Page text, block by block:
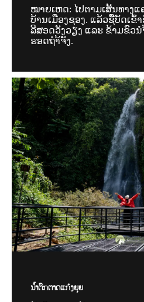
ໝາຍເຫດ: ໄປຕາມເສັ້ນທາງແ
ບ້ານເມືອງຊອງ. ແລ້ວຊື້ບັດເຂົ້
ລີສອດວັງວຽງ ແລະ ຂ້າມຂົວ
ຮອດຖຳ້ຈັງ.
ນ້ຳຕົກຕາດແກ້ງຍຸຍ